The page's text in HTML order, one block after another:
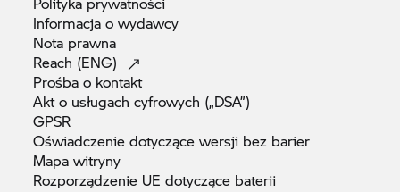
Informacja owydawcy
Nota prawna
Reach (ENG)
Prośba o kontakt
Akt o usługach cyfrowych („DSA”)
GPSR
Oświadczenie dotyczące wersji bez barier
Mapawitryny
Rozporządzenie UE dotyczące baterii